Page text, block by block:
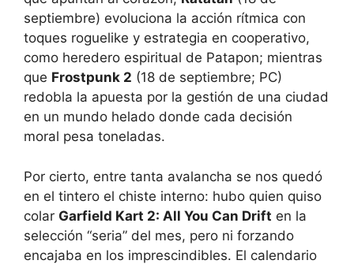
septiembre) evoluciona la acción rítmica con
toques roguelike y estrategia en cooperativo,
como heredero espiritual de Patapon; mientras
que Frostpunk 2 (18 de septiembre; PC)
redobla la apuesta por la gestión de una ciudad
en un mundo helado donde cada decisión
moral pesa toneladas.
Por cierto, entre tanta avalancha se nos quedó
en el tintero el chiste interno: hubo quien quiso
colar Garfield Kart 2: All You Can Drift en la
selección “seria” del mes, pero ni forzando
encajaba en los imprescindibles. El calendario